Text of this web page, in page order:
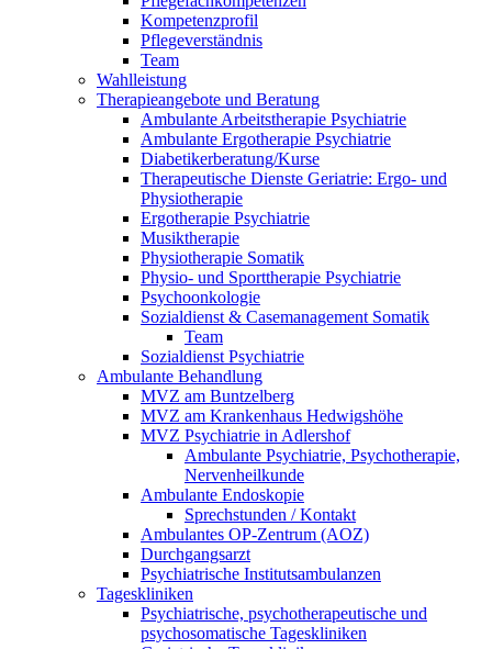
Kompetenzprofil
Pflegeverständnis
Team
Wahlleistung
Therapieangebote und Beratung
Ambulante Arbeitstherapie Psychiatrie
Ambulante Ergotherapie Psychiatrie
Diabetikerberatung/Kurse
Therapeutische Dienste Geriatrie: Ergo- und
Physiotherapie
Ergotherapie Psychiatrie
Musiktherapie
Physiotherapie Somatik
Physio- und Sporttherapie Psychiatrie
Psychoonkologie
Sozialdienst & Casemanagement Somatik
Team
Sozialdienst Psychiatrie
Ambulante Behandlung
MVZ am Buntzelberg
MVZ am Krankenhaus Hedwigshöhe
MVZ Psychiatrie in Adlershof
Ambulante Psychiatrie, Psychotherapie,
Nervenheilkunde
Ambulante Endoskopie
Sprechstunden / Kontakt
Ambulantes OP-Zentrum (AOZ)
Durchgangsarzt
Psychiatrische Institutsambulanzen
Tageskliniken
Psychiatrische, psychotherapeutische und
psychosomatische Tageskliniken